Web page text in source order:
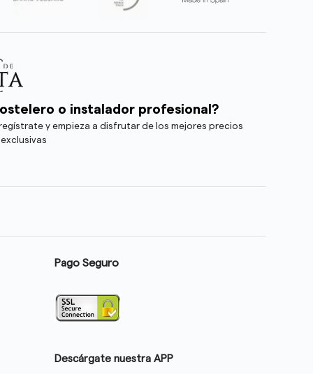
o instalador profesional?
y empieza a disfrutar de los mejores precios
Pago Seguro
Descárgate nuestra APP